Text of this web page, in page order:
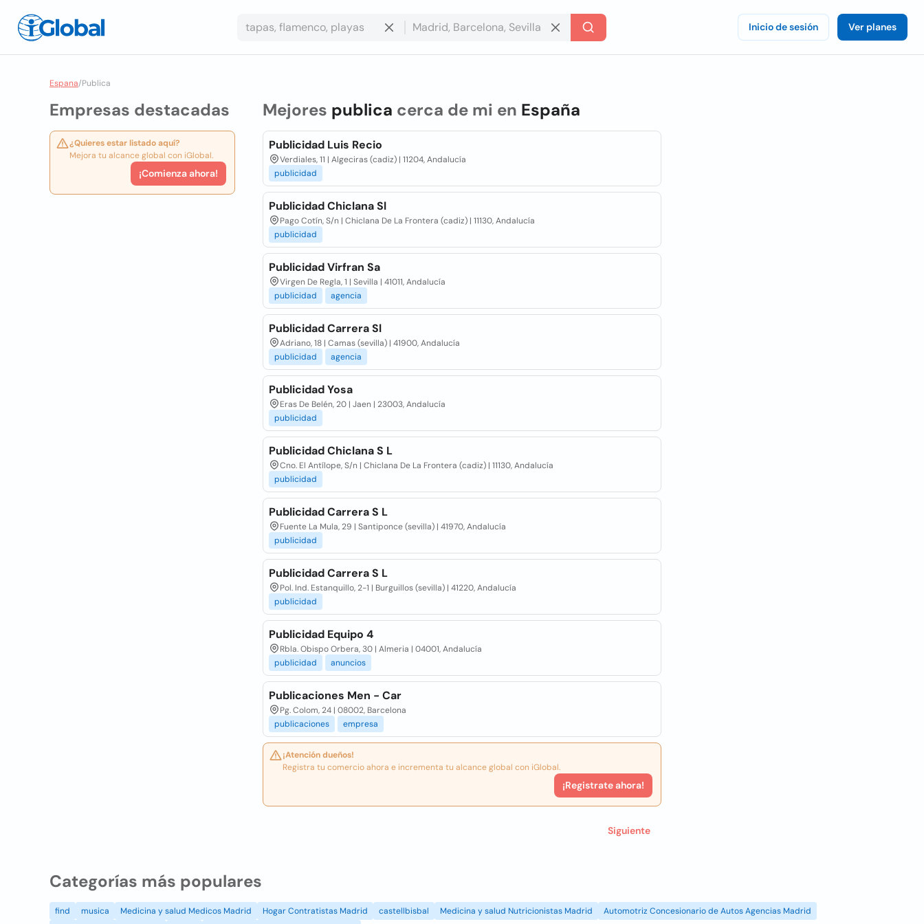
Inicio de sesión Ver planes
Espana/Publica
Empresas destacadas
¿Quieres estar listado aquí?
Mejora tu alcance global con iGlobal.
¡Comienza ahora!
Mejores publica cerca de mi en España
Publicidad Luis Recio
Verdiales, 11 | Algeciras (cadiz) | 11204, Andalucía
publicidad
Publicidad Chiclana Sl
Pago Cotín, S/n | Chiclana De La Frontera (cadiz) | 11130, Andalucía
publicidad
Publicidad Virfran Sa
Virgen De Regla, 1 | Sevilla | 41011, Andalucía
publicidad
agencia
Publicidad Carrera Sl
Adriano, 18 | Camas (sevilla) | 41900, Andalucía
publicidad
agencia
Publicidad Yosa
Eras De Belén, 20 | Jaen | 23003, Andalucía
publicidad
Publicidad Chiclana S L
Cno. El Antílope, S/n | Chiclana De La Frontera (cadiz) | 11130, Andalucía
publicidad
Publicidad Carrera S L
Fuente La Mula, 29 | Santiponce (sevilla) | 41970, Andalucía
publicidad
Publicidad Carrera S L
Pol. Ind. Estanquillo, 2-1 | Burguillos (sevilla) | 41220, Andalucía
publicidad
Publicidad Equipo 4
Rbla. Obispo Orbera, 30 | Almeria | 04001, Andalucía
publicidad
anuncios
Publicaciones Men - Car
Pg. Colom, 24 | 08002, Barcelona
publicaciones
empresa
¡Atención dueños!
Registra tu comercio ahora e incrementa tu alcance global con iGlobal.
¡Registrate ahora!
Siguiente
Categorías más populares
find musica Medicina y salud Medicos Madrid Hogar Contratistas Madrid castellbisbal Medicina y salud Nutricionistas Madrid
Automotriz Concesionario de Autos Agencias Madrid